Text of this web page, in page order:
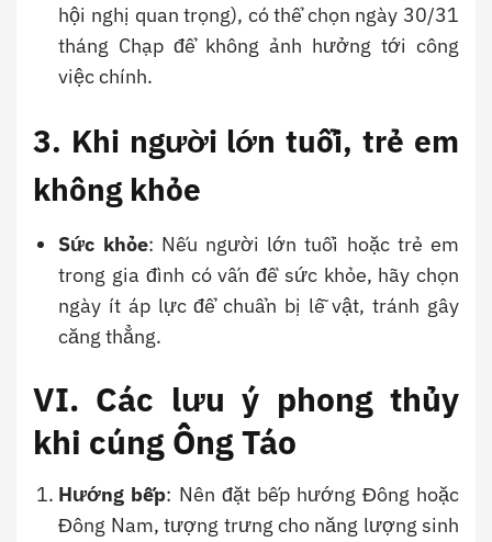
hội nghị quan trọng), có thể chọn ngày 30/31
tháng Chạp để không ảnh hưởng tới công
việc chính.
3. Khi người lớn tuổi, trẻ em
không khỏe
Sức khỏe: Nếu người lớn tuổi hoặc trẻ em
trong gia đình có vấn đề sức khỏe, hãy chọn
ngày ít áp lực để chuẩn bị lễ vật, tránh gây
căng thẳng.
VI. Các lưu ý phong thủy
khi cúng Ông Táo
Hướng bếp: Nên đặt bếp hướng Đông hoặc
Đông Nam, tượng trưng cho năng lượng sinh